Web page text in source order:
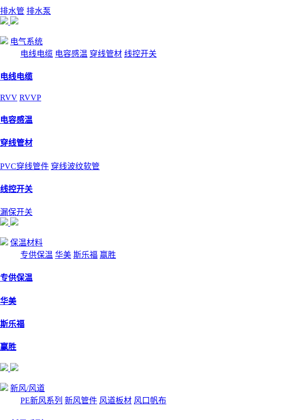
排水管 排水泵
电气系统
电线电缆 电容感温 穿线管材 线控开关
电线电缆
RVV RVVP
电容感温
穿线管材
PVC穿线管件 穿线波纹软管
线控开关
漏保开关
保温材料
专供保温 华美 斯乐福 赢胜
专供保温
华美
斯乐福
赢胜
新风/风道
PE新风系列 新风管件 风道板材 风口帆布